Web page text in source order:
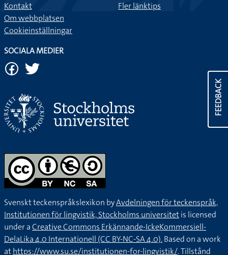
FEEDBACK
Kontakt
Om webbplatsen
Cookieinställningar
Fler länktips
SOCIALA MEDIER
Svenskt teckenspråkslexikon byAvdelningen för teckenspråk,
Institutionen för lingvistik, Stockholms universitetis licensed
under aCreative Commons Erkännande-IckeKommersiell-
DelaLika 4.0 Internationell (CC BY-NC-SA 4.0).Based on a work
athttps://www.su.se/institutionen-for-lingvistik/. Tillstånd